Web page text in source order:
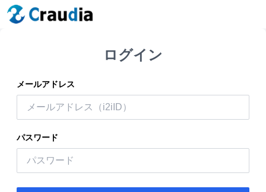
ログイン
メールアドレス
パスワード